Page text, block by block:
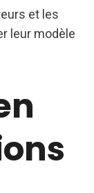
et les
leur modèle